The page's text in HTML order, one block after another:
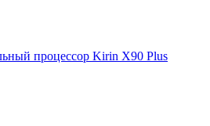
процессор Kirin X90 Plus